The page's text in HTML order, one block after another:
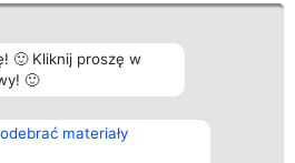
🙂 Kliknij proszę w
🙂
materiały
Plebiscyt
Laureaci
Kontakt
Kontakt